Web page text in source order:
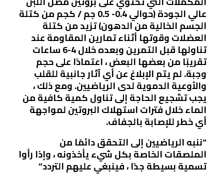
عالي الجودة (حوالي 0.4- 0.5 جم / كجم من كتلة
الجسم الخالية من الدهون) تزيد من كتلة
العضلات وقوتها أثناء تمارين المقاومة عند
تناولها قبل التمرين وبعده خلال 4-6 ساعات
تقريبًا من بعضها البعض ، اعتمادًا على حجم
وجبة. لم يتم الإبلاغ عن أي آثار جانبية للقلب
والأوعية الدموية لدى الرياضيين. ومع ذلك ،
يجب تشجيع الحاجة إلى تناول كمية كافية من
الماء خلال فترات استهلاك البروتين لمواجهة
أي خطر للإصابة بالجفاف.
“ننبه الرياضيين إلى التحقق دائمًا من
الملصقات الخاصة بكل شيء يأخذونه ، وإذا رأوا
تسمية بسيطة جدًا ، فينبغي عليهم التردد”